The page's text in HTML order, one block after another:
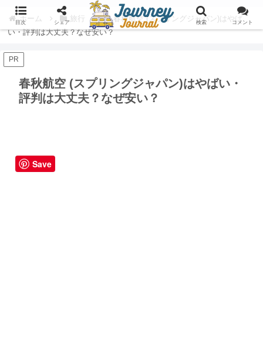
ホーム 旅行
春秋航空 (スプリングジャパン)はやば
い・評判は大丈夫？なぜ安い？
PR
春秋航空 (スプリングジャパン)はやばい・
評判は大丈夫？なぜ安い？
目次 シェア 検索 コメント
Save